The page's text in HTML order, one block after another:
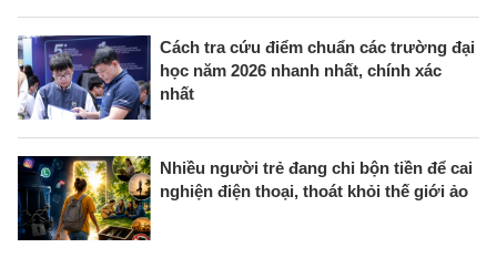
Cách tra cứu điểm chuẩn các trường đại
học năm 2026 nhanh nhất, chính xác
nhất
Nhiều người trẻ đang chi bộn tiền để cai
nghiện điện thoại, thoát khỏi thế giới ảo